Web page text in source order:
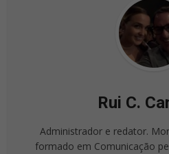
Rui C.
Administrador e redator.
formado em Comunicação